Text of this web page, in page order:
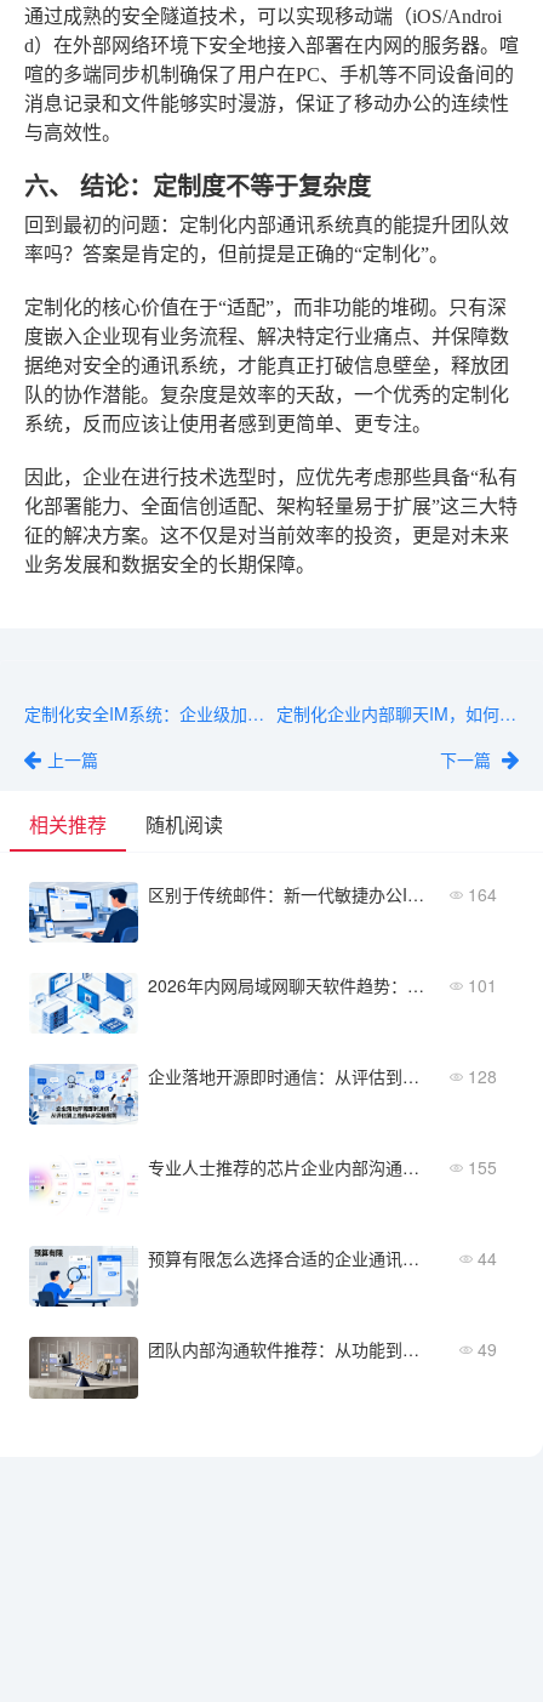
通过成熟的安全隧道技术，可以实现移动端（iOS/Androi
d）在外部网络环境下安全地接入部署在内网的服务器。喧
喧的多端同步机制确保了用户在PC、手机等不同设备间的
消息记录和文件能够实时漫游，保证了移动办公的连续性
与高效性。
六、 结论：定制度不等于复杂度
回到最初的问题：定制化内部通讯系统真的能提升团队效
率吗？答案是肯定的，但前提是正确的“定制化”。
定制化的核心价值在于“适配”，而非功能的堆砌。只有深
度嵌入企业现有业务流程、解决特定行业痛点、并保障数
据绝对安全的通讯系统，才能真正打破信息壁垒，释放团
队的协作潜能。复杂度是效率的天敌，一个优秀的定制化
系统，反而应该让使用者感到更简单、更专注。
因此，企业在进行技术选型时，应优先考虑那些具备“私有
化部署能力、全面信创适配、架构轻量易于扩展”这三大特
征的解决方案。这不仅是对当前效率的投资，更是对未来
业务发展和数据安全的长期保障。
定制化安全IM系统：企业级加密通讯选对了吗？
上一篇
定制化企业内部聊天IM，如何提升团队协作效率？
下一篇
相关推荐 随机阅读
区别于传统邮件：新一代敏捷办公IM通讯软件特点 164
2026年内网局域网聊天软件趋势：国产化与安全合规新方向 101
企业落地开源即时通信：从评估到上线的4步实操指南 128
专业人士推荐的芯片企业内部沟通工具：2026年优选方案 155
预算有限怎么选择合适的企业通讯工具 44
团队内部沟通软件推荐：从功能到安全的全维度评测 49